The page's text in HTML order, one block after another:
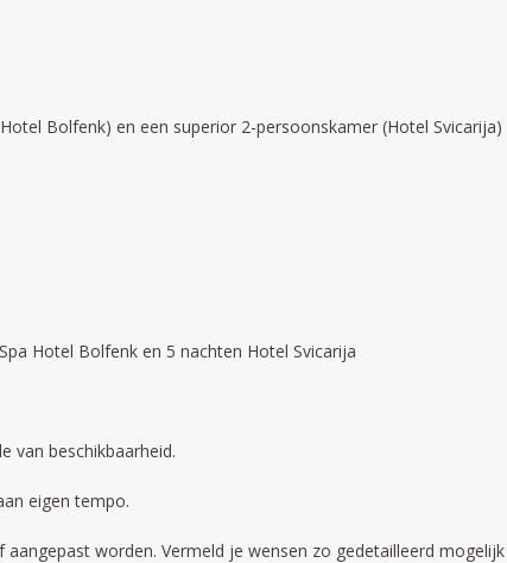
Bolfenk) en een superior 2-persoonskamer (Hotel Svicarija)
Hotel Bolfenk en 5 nachten Hotel Svicarija
van beschikbaarheid.
eigen tempo.
worden. Vermeld je wensen zo gedetailleerd